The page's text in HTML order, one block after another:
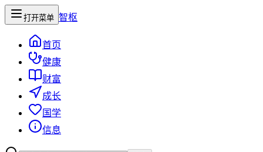
打开菜单 智枢
首页
健康
财富
成长
国学
信息